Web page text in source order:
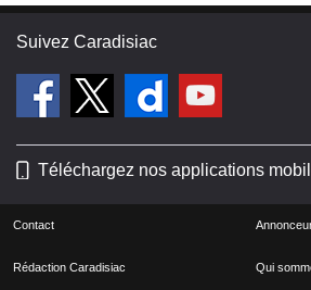
Suivez Caradisiac
Téléchargez nos applications
Contact
Rédaction Caradisiac Qui